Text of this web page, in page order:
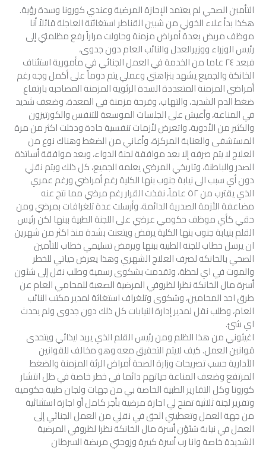
التأمين الصحي لم يعتمد الإجازة المرضية وعندي كورونا وسدة رؤية.
هكذا بدأ علاء الخولي من شبين القناطر استغاثتة العاجلة قائلاً أنا
موظف مريض بعدة أمراض مزمنة وحاولت مراراً رفع مظلمتي إلى
رئيس الوزراء ووزيرالعدل والنائب العام دون جدوى،
فبعد ٢٤ عاما من الخدمة في العمل الجنائي في مأمورية استئناف
الخانكة والجميع يشهد بنزاهتي وعملي يتم دوماً على أكمل وجه رغم
أمراضي المزمنة المتعددة السدة الرئوية المزمنة المصاحبه بارتفاع
ضغط الدم الشديد، والتهاب، وقرحة مزمنة في المعدة، وضعف شديد
في المناعة، وأعيش على الجلسات الموسعة للتنفس والكورتيزون
والكثير من الأدوية، واتعرض لأزمات تنفسية حادة ودخلت اكثر من مرة
المستشفى والعناية المركزة، وأعاني من الضغط وهناك نوع من
العلاج لا يتم صرفه إلا بعد موافقة لجنة الدواء، وبعد موافقة أساتذة
الصدر والباطنة، وتاريخي المرضي يعلمه الجميع، كل ذلك ويتم نقلي
دون أي سبب الى نيابة جنوب بنها الكلية رغم أمراضي ورغم عمري
الذي يقترب من ٥٢ عاماً، نفذت القرار رغم مرضي مما نتج عنه
مضاعفة الأزمة الصدرية الدائمة، وأرسلت عدة تلغرافات بمرضي ومن
حقي كأي موظف حكومي عرضي على اللجنة الطبية ببنها لكن رئيس
القلم بنيابة جنوب بنها الكلية يرفض ويتعنت بشدة منذ اكثر من شهرين
ان يرسل خطاب للجنة الطبية ببنها ويرفض تسليمي خطاب للتأمين
الصحي بالخانكة لصرف العلاج الشهري وهذا يعرض حياتي للخطر
والموت في اي لحظة، وتقدمت بشكوى رسمية وطلب نقل إلى شئون
أسرة مال الخانكة نظرا لظروفي المرضية الصعبة للمحامي العام عن
طرق احد المحامين، وشكوى وتلغراف استغاثة لمدير مكتب النائب
العام، وطلب نقل لمدير إدارة النيابات كل ذلك دون جدوى ولم يحدث
اي شئ.
اغيثوني من هذا الظلم ومن رئيس القلم الذي يريد ايذائي ويتحدى
قوانين العمل. كيف لايتم التحقيق معه وهو مخالف للقوانين
الأدارية حسب تصريحات وزارة الصحة أمراض الرئة المزمنة والضغط
المرتفع وضعف المناعة حياتهم دائما في خطر خاصة في ظل انتشار
كورونا وكل التقارير الطبية الخاصة بي من جهات ولجان طبية حكومية
وتقرير لجنة ثلاثية تمنح لي اجازة مرضية بأجر كامل أو اجازة استثنائية
من جهة العمل وتعطيني الحق في نقلي من العمل الجنائي إلى
العمل في نيابة شئؤن أسرة مال الخانكة نظرا لظروفي المرضية
الشديدة خاصة وانا رب أسرة كبيرة وزوجتي مريضة السرطان